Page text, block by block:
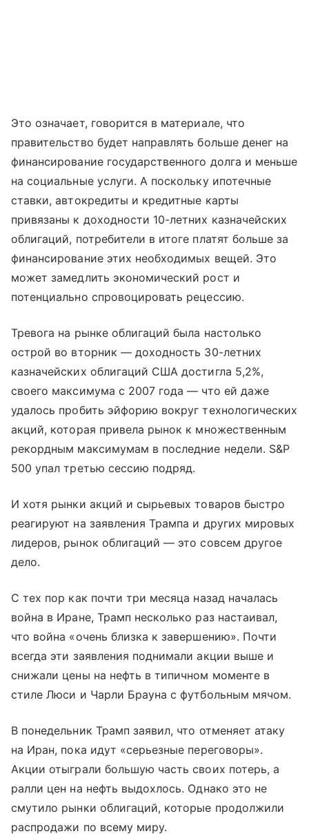
Это означает, говорится в материале, что
правительство будет направлять больше денег на
финансирование государственного долга и меньше
на социальные услуги. А поскольку ипотечные
ставки, автокредиты и кредитные карты
привязаны к доходности 10-летних казначейских
облигаций, потребители в итоге платят больше за
финансирование этих необходимых вещей. Это
может замедлить экономический рост и
потенциально спровоцировать рецессию.
Тревога на рынке облигаций была настолько
острой во вторник — доходность 30-летних
казначейских облигаций США достигла 5,2%,
своего максимума с 2007 года — что ей даже
удалось пробить эйфорию вокруг технологических
акций, которая привела рынок к множественным
рекордным максимумам в последние недели. S&P
500 упал третью сессию подряд.
И хотя рынки акций и сырьевых товаров быстро
реагируют на заявления Трампа и других мировых
лидеров, рынок облигаций — это совсем другое
дело.
С тех пор как почти три месяца назад началась
война в Иране, Трамп несколько раз настаивал,
что война «очень близка к завершению». Почти
всегда эти заявления поднимали акции выше и
снижали цены на нефть в типичном моменте в
стиле Люси и Чарли Брауна с футбольным мячом.
В понедельник Трамп заявил, что отменяет атаку
на Иран, пока идут «серьезные переговоры».
Акции отыграли большую часть своих потерь, а
ралли цен на нефть выдохлось. Однако это не
смутило рынки облигаций, которые продолжили
распродажи по всему миру.